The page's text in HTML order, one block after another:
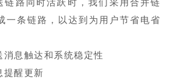
路同时活跃时，我们采用合并链
一条链路，以达到为用户节省电省
消息触达和系统稳定性
提醒更新